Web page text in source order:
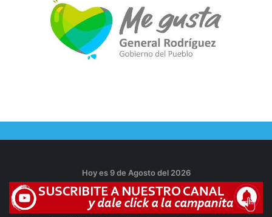
Hoy es 9 de Agosto del 2026